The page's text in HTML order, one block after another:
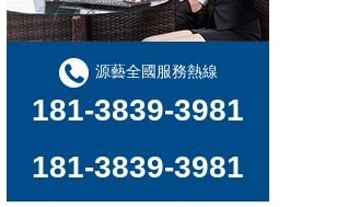
源藝全國服務熱線
181-3839-3981
181-3839-3981